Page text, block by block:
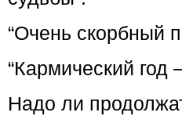
“Очень скорбный
“Кармический
Надо ли